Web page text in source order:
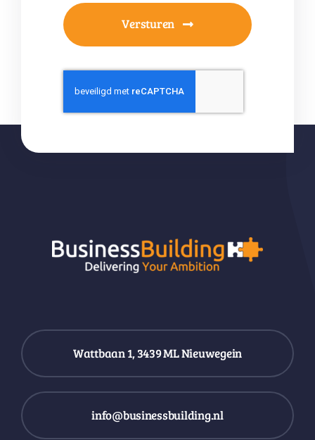
Versturen
Wattbaan 1, 3439 ML Nieuwegein
info@businessbuilding.nl